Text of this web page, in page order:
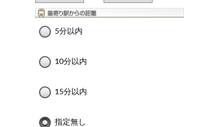
5分以内
10分以内
15分以内
指定無し